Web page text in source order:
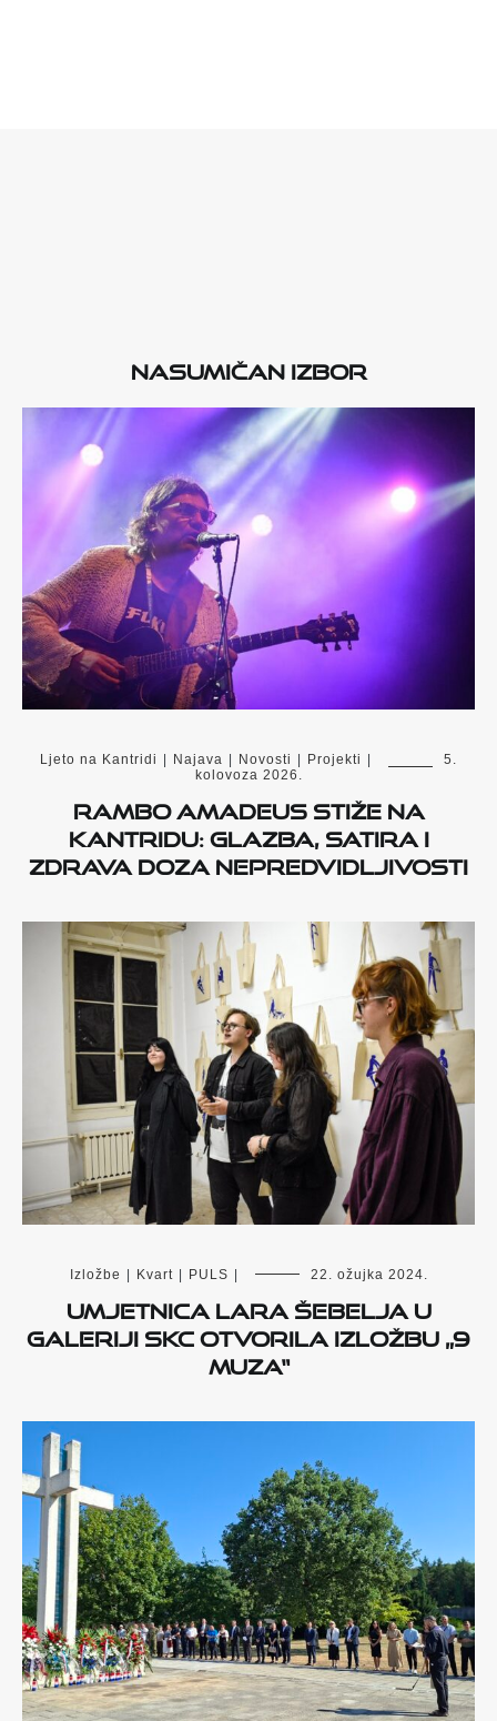
Nasumičan izbor
Ljeto na Kantridi | Najava | Novosti | Projekti |
5.
kolovoza 2026.
Rambo Amadeus stiže na
Kantridu: Glazba, satira i
zdrava doza nepredvidljivosti
Izložbe | Kvart | PULS | 22. ožujka 2024.
Umjetnica Lara Šebelja u
Galeriji SKC otvorila izložbu „9
muza“